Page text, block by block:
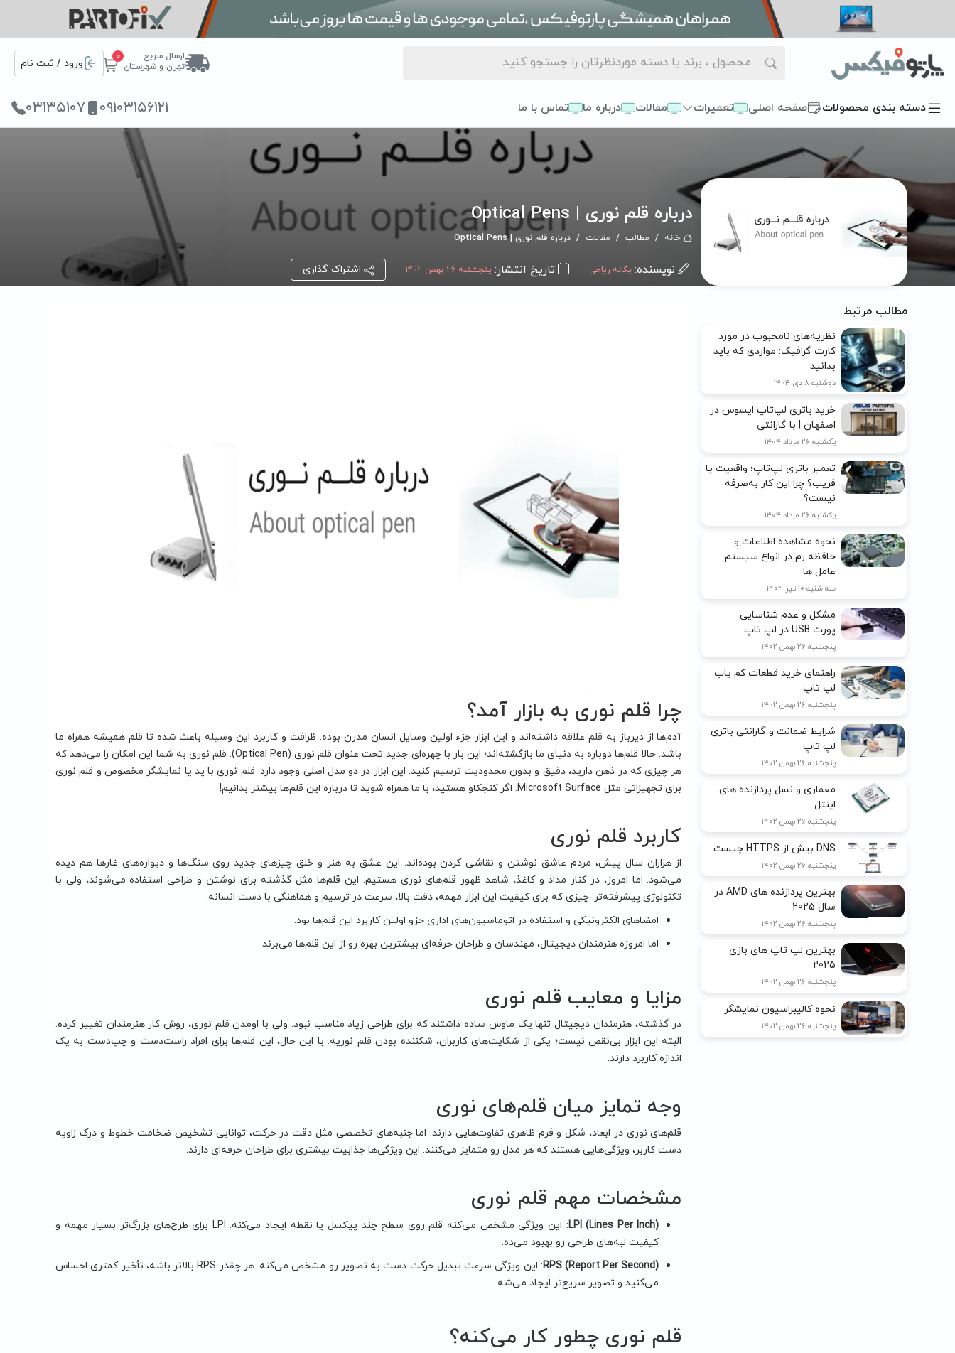
ارسال سریع
تهران و شهرستان
0
ورود / ثبت نام
دسته بندی محصولات صفحه اصلی تعمیرات مقالات درباره ما تماس با ما ۰۹۱۰۳۱۵۶۱۲۱ ۰۳۱۳۵۱۰۷
درباره قلم نوری | Optical Pens
خانه مطالب مقالات درباره قلم نوری | Optical Pens
نویسنده: یگانه ریاحی تاریخ انتشار: پنجشنبه ۲۶ بهمن ۱۴۰۲ اشتراک گذاری
مطالب مرتبط
نظریه‌های نامحبوب در مورد
کارت گرافیک: مواردی که باید
بدانید
دوشنبه ۸ دی ۱۴۰۴
خرید باتری لپ‌تاپ ایسوس در
اصفهان | با گارانتی
یکشنبه ۲۶ مرداد ۱۴۰۴
تعمیر باتری لپ‌تاپ؛ واقعیت یا
فریب؟ چرا این کار به‌صرفه
نیست؟
یکشنبه ۲۶ مرداد ۱۴۰۴
نحوه مشاهده اطلاعات و
حافظه رم در انواع سیستم
عامل ها
سه شنبه ۱۰ تیر ۱۴۰۴
مشکل و عدم شناسایی
پورت USB در لپ تاپ
پنجشنبه ۲۶ بهمن ۱۴۰۲
راهنمای خرید قطعات کم یاب
لپ تاپ
پنجشنبه ۲۶ بهمن ۱۴۰۲
شرایط ضمانت و گارانتی باتری
لپ تاپ
پنجشنبه ۲۶ بهمن ۱۴۰۲
معماری و نسل پردازنده های
اینتل
پنجشنبه ۲۶ بهمن ۱۴۰۲
DNS بیش از HTTPS چیست
پنجشنبه ۲۶ بهمن ۱۴۰۲
بهترین پردازنده های AMD در
سال 2025
پنجشنبه ۲۶ بهمن ۱۴۰۲
بهترین لپ تاپ های بازی
2025
پنجشنبه ۲۶ بهمن ۱۴۰۲
نحوه کالیبراسیون نمایشگر
پنجشنبه ۲۶ بهمن ۱۴۰۲
چرا قلم نوری به بازار آمد؟
آدم‌ها از دیرباز به قلم علاقه داشته‌اند و این ابزار جزء اولین وسایل انسان مدرن بوده. ظرافت و کاربرد این وسیله باعث شده تا قلم همیشه همراه ما
باشد. حالا قلم‌ها دوباره به دنیای ما بازگشته‌اند؛ این بار با چهره‌ای جدید تحت عنوان قلم نوری (Optical Pen). قلم نوری به شما این امکان را می‌دهد که
هر چیزی که در ذهن دارید، دقیق و بدون محدودیت ترسیم کنید. این ابزار در دو مدل اصلی وجود دارد: قلم نوری با پد یا نمایشگر مخصوص و قلم نوری
برای تجهیزاتی مثل Microsoft Surface. اگر کنجکاو هستید، با ما همراه شوید تا درباره این قلم‌ها بیشتر بدانیم!
کاربرد قلم نوری
از هزاران سال پیش، مردم عاشق نوشتن و نقاشی کردن بوده‌اند. این عشق به هنر و خلق چیزهای جدید روی سنگ‌ها و دیواره‌های غارها هم دیده
می‌شود. اما امروز، در کنار مداد و کاغذ، شاهد ظهور قلم‌های نوری هستیم. این قلم‌ها مثل گذشته برای نوشتن و طراحی استفاده می‌شوند، ولی با
تکنولوژی پیشرفته‌تر. چیزی که برای کیفیت این ابزار مهمه، دقت بالا، سرعت در ترسیم و هماهنگی با دست انسانه.
امضاهای الکترونیکی و استفاده در اتوماسیون‌های اداری جزو اولین کاربرد این قلم‌ها بود.
اما امروزه هنرمندان دیجیتال، مهندسان و طراحان حرفه‌ای بیشترین بهره رو از این قلم‌ها می‌برند.
مزایا و معایب قلم نوری
در گذشته، هنرمندان دیجیتال تنها یک ماوس ساده داشتند که برای طراحی زیاد مناسب نبود. ولی با اومدن قلم نوری، روش کار هنرمندان تغییر کرده.
البته این ابزار بی‌نقص نیست؛ یکی از شکایت‌های کاربران، شکننده بودن قلم نوریه. با این حال، این قلم‌ها برای افراد راست‌دست و چپ‌دست به یک
اندازه کاربرد دارند.
وجه تمایز میان قلم‌های نوری
قلم‌های نوری در ابعاد، شکل و فرم ظاهری تفاوت‌هایی دارند. اما جنبه‌های تخصصی مثل دقت در حرکت، توانایی تشخیص ضخامت خطوط و درک زاویه
دست کاربر، ویژگی‌هایی هستند که هر مدل رو متمایز می‌کنند. این ویژگی‌ها جذابیت بیشتری برای طراحان حرفه‌ای دارند.
مشخصات مهم قلم نوری
LPI (Lines Per Inch)
: این ویژگی مشخص می‌کنه قلم روی سطح چند پیکسل یا نقطه ایجاد می‌کنه. LPI برای طرح‌های بزرگ‌تر بسیار مهمه و
کیفیت لبه‌های طراحی رو بهبود می‌ده.
RPS (Report Per Second)
: این ویژگی سرعت تبدیل حرکت دست به تصویر رو مشخص می‌کنه. هر چقدر RPS بالاتر باشه، تأخیر کمتری احساس
می‌کنید و تصویر سریع‌تر ایجاد می‌شه.
قلم نوری چطور کار می‌کنه؟